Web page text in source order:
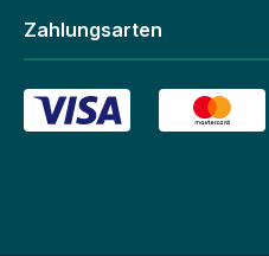
Zahlungsarten